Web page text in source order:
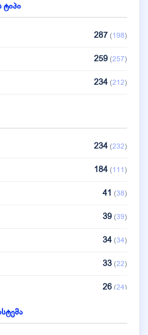
17(13)
287 (198)
259 (257)
234 (212)
234 (232)
184 (111)
41 (38)
39 (39)
34 (34)
33 (22)
26 (24)